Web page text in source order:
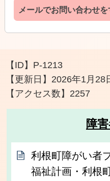
メールでお問い合わせを
【ID】 P-1213
【更新日】 2026年1月28
【アクセス数】 2257
障
利根町障がい者
福祉計画・利根